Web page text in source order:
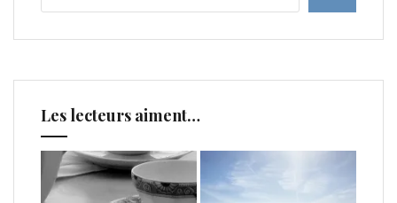
Les lecteurs aiment…